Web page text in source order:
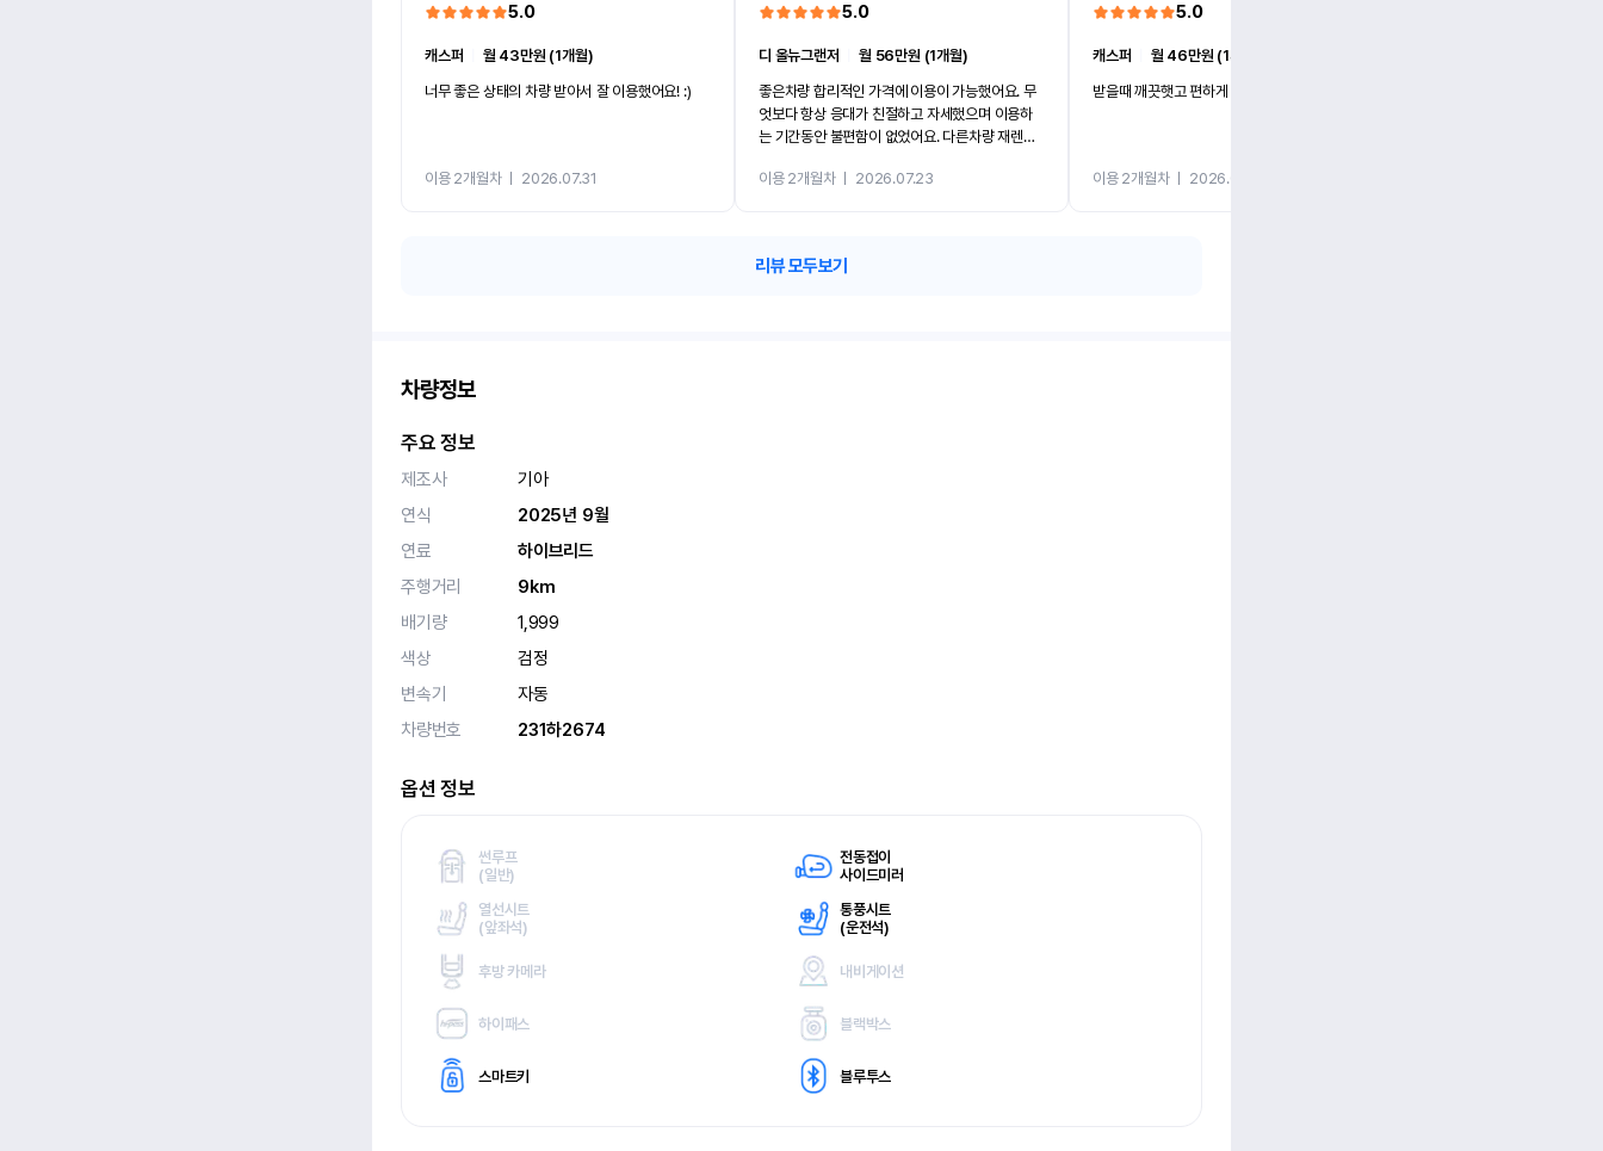
5.0
캐스퍼
월 43만원 (1개월)
너무 좋은 상태의 차량 받아서 잘 이용했어요! :)
이용 2개월차ㅣ 2026.07.31
5.0
디 올뉴그랜저 ㅣ월 56만원 (1개월)
좋은차량 합리적인 가격에 이용이 가능했어요. 무
엇보다 항상 응대가 친절하고 자세했으며 이용하
는 기간동안 불편함이 없었어요. 다른차량 재렌트
카 렌트 고민없이 강추합니다!!
이용 2개월차ㅣ 2026.07.23
5.0
캐스퍼
월 46만원 (1개월)
받을때 깨끗햇고 편하게 잘이용했습니다!
이용 2개월차ㅣ 2026.07.08
리뷰 모두보기
차량정보
주요 정보
제조사
기아
연식
2025년 9월
연료
하이브리드
주행거리
9km
배기량
1,999
색상
검정
변속기
자동
차량번호
231하2674
옵션 정보
썬루프
(일반)
전동접이
사이드미러
열선시트
(앞좌석)
통풍시트
(운전석)
후방 카메라 내비게이션
하이패스 블랙박스
스마트키 블루투스